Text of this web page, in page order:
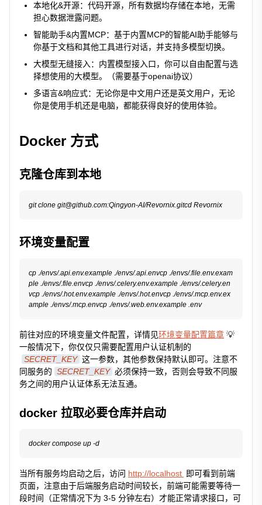
本地化&开源：代码开源，所有数据均存储在本地，无需
担心数据泄露问题。
智能助手&内置MCP：基于内置MCP的智能AI助手能够与
你基于文档和其他工具进行对话，并支持多模型切换。
大模型无缝接入：内置模型接入口，你可以自由配置与选
择想使用的大模型。（需要基于openai协议）
多语言&响应式：无论你是中文用户还是英文用户，无论
你是使用手机还是电脑，都能获得良好的使用体验。
Docker 方式
克隆仓库到本地
环境变量配置
cp ./envs/.api.env.example ./envs/.api.envcp ./envs/.file.env.exam
ple ./envs/.file.envcp ./envs/.celery.env.example ./envs/.celery.en
vcp ./envs/.hot.env.example ./envs/.hot.envcp ./envs/.mcp.env.ex
前往对应的环境变量文件配置，详情见环境变量配置篇章 💡
一般情况下，你仅仅只需要配置用户认证机制的
SECRET_KEY 这一参数，其他参数保持默认即可。注意不
同服务的 SECRET_KEY 必须保持一致，否则会导致不同服
务之间的用户认证体系无法互通。
docker 拉取必要仓库并启动
当所有服务均启动之后，访问 http://localhost 即可看到前端
页面，注意由于后端服务启动时间较长，前端可能需要等待一
段时间（正常情况下为 3-5 分钟左右）才能正常请求接口，可